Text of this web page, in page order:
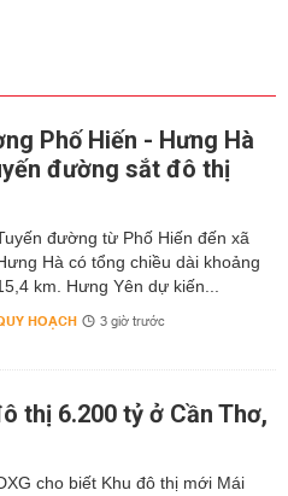
Phố Hiến - Hưng Hà
đường sắt đô thị
đường từ Phố Hiến đến xã
Hà có tổng chiều dài khoảng
km. Hưng Yên dự kiến...
HOẠCH 3 giờ trước
thị 6.200 tỷ ở Cần Thơ,
cho biết Khu đô thị mới Mái